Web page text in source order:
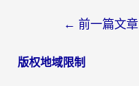
← 前一篇文章
版权地域限制